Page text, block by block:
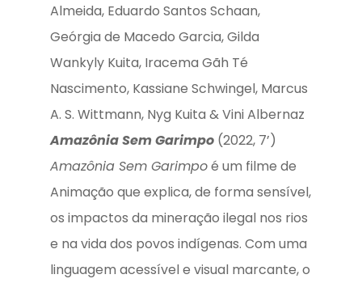
Almeida, Eduardo Santos Schaan,
Geórgia de Macedo Garcia, Gilda
Wankyly Kuita, Iracema Gãh Té
Nascimento, Kassiane Schwingel, Marcus
A. S. Wittmann, Nyg Kuita & Vini Albernaz
Amazônia Sem Garimpo(2022, 7’)
Amazônia Sem Garimpoé um filme de
Animação que explica, de forma sensível,
os impactos da mineração ilegal nos rios
e na vida dos povos indígenas. Com uma
linguagem acessível e visual marcante, o